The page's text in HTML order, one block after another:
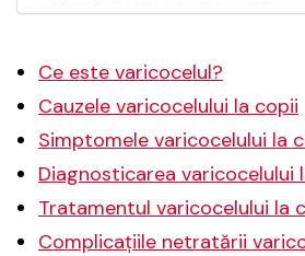
Ce este varicocelul?
Cauzele varicocelului la copii
Simptomele varicocelului la
Diagnosticarea varicocelului
Tratamentul varicocelului la
Complicațiile netratării